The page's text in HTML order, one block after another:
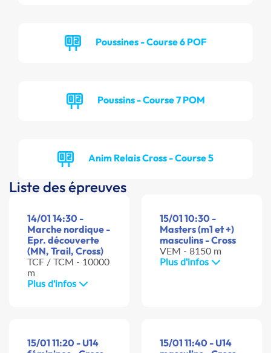
Poussines - Course 6 POF
Poussins - Course 7 POM
Anim Relais Cross - Course 5
Liste des épreuves
14/01 14:30 -
Marche nordique -
Epr. découverte
(MN, Trail, Cross)
TCF / TCM - 10000
m
Plus d'infos
15/01 10:30 -
Masters (m1 et +)
masculins - Cross
VEM - 8150 m
Plus d'infos
15/01 11:20 - U14
15/01 11:40 - U14